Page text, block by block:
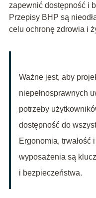
zapewnić dostępność i
Przepisy BHP są
celu ochronę zdrowia i
Ważne jest, aby
niepełnosprawnych
potrzeby
dostępność do
Ergonomia, trwałość
wyposażenia są
i bezpieczeństwa.